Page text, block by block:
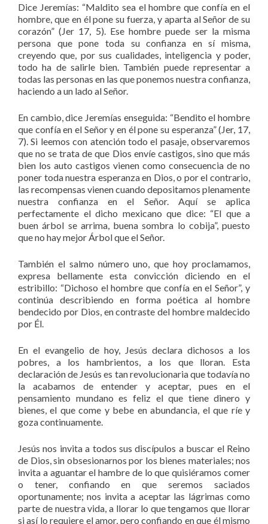
Dice Jeremías: “Maldito sea el hombre que confía en el
hombre, que en él pone su fuerza, y aparta al Señor de su
corazón” (Jer 17, 5). Ese hombre puede ser la misma
persona que pone toda su confianza en sí misma,
creyendo que, por sus cualidades, inteligencia y poder,
todo ha de salirle bien. También puede representar a
todas las personas en las que ponemos nuestra confianza,
haciendo a un lado al Señor.
En cambio, dice Jeremías enseguida: “Bendito el hombre
que confía en el Señor y en él pone su esperanza” (Jer, 17,
7). Si leemos con atención todo el pasaje, observaremos
que no se trata de que Dios envíe castigos, sino que más
bien los auto castigos vienen como consecuencia de no
poner toda nuestra esperanza en Dios, o por el contrario,
las recompensas vienen cuando depositamos plenamente
nuestra confianza en el Señor. Aquí se aplica
perfectamente el dicho mexicano que dice: “El que a
buen árbol se arrima, buena sombra lo cobija”, puesto
que no hay mejor Árbol que el Señor.
También el salmo número uno, que hoy proclamamos,
expresa bellamente esta convicción diciendo en el
estribillo: “Dichoso el hombre que confía en el Señor”, y
continúa describiendo en forma poética al hombre
bendecido por Dios, en contraste del hombre maldecido
por Él.
En el evangelio de hoy, Jesús declara dichosos a los
pobres, a los hambrientos, a los que lloran. Esta
declaración de Jesús es tan revolucionaria que todavía no
la acabamos de entender y aceptar, pues en el
pensamiento mundano es feliz el que tiene dinero y
bienes, el que come y bebe en abundancia, el que ríe y
goza continuamente.
Jesús nos invita a todos sus discípulos a buscar el Reino
de Dios, sin obsesionarnos por los bienes materiales; nos
invita a aguantar el hambre de lo que quisiéramos comer
o tener, confiando en que seremos saciados
oportunamente; nos invita a aceptar las lágrimas como
parte de nuestra vida, a llorar lo que tengamos que llorar
si así lo requiere el amor, pero confiando en que él mismo